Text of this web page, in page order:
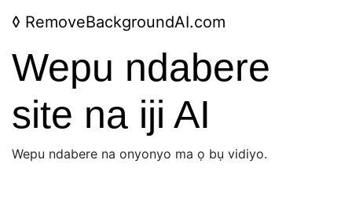
◊ RemoveBackgroundAI.com
Wepu ndabere
site na iji AI
Wepu ndabere na onyonyo ma ọ bụ vidiyo.